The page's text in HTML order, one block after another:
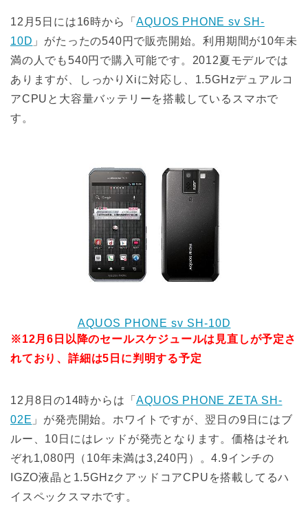
12月5日には16時から「AQUOS PHONE sv SH-
10D 」がたったの540円で販売開始。利用期間が10年未
満の人でも540円で購入可能です。2012夏モデルでは
ありますが、しっかりXiに対応し、1.5GHzデュアルコ
アCPUと大容量バッテリーを搭載しているスマホで
す。
AQUOS PHONE sv SH-10D
※12月6日以降のセールスケジュールは見直しが予定さ
れており、詳細は5日に判明する予定
12月8日の14時からは「AQUOS PHONE ZETA SH-
02E 」が発売開始。ホワイトですが、翌日の9日にはブ
ルー、10日にはレッドが発売となります。価格はそれ
ぞれ1,080円（10年未満は3,240円）。4.9インチの
IGZO液晶と1.5GHzクアッドコアCPUを搭載してるハ
イスペックスマホです。